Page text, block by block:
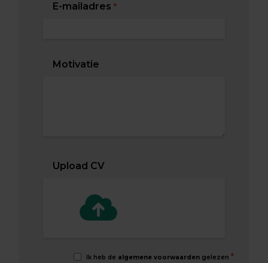
E-mailadres *
Motivatie
Upload CV
Ik heb de algemene voorwaarden gelezen *